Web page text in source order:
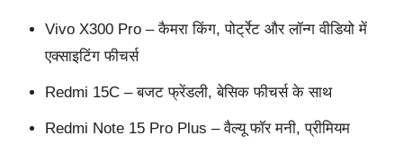
Vivo X300 Pro – कैमरा किंग, पोर्ट्रेट और लॉन्ग वीडियो में
एक्साइटिंग फीचर्स
Redmi 15C – बजट फ्रेंडली, बेसिक फीचर्स के साथ
Redmi Note 15 Pro Plus – वैल्यू फॉर मनी, प्रीमियम